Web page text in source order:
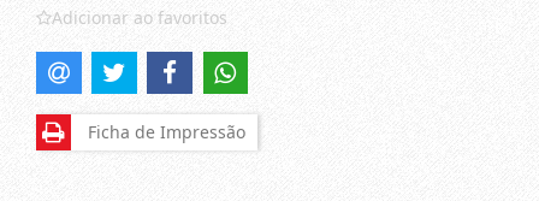
Adicionar ao favoritos
Ficha de Impressão